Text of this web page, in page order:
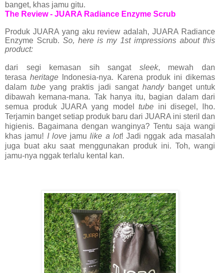
banget, khas jamu gitu.
The Review - JUARA Radiance Enzyme Scrub
Produk JUARA yang aku review adalah, JUARA Radiance
Enzyme Scrub. So, here is my 1st impressions about this
product:
dari segi kemasan sih sangat sleek, mewah dan
terasaheritage
Indonesia-nya. Karena produk ini dikemas
dalamtube yang praktis jadi sangat handybanget untuk
dibawah kemana-mana. Tak hanya itu, bagian dalam dari
semua produk JUARA yang modeltube ini disegel, lho.
Terjamin banget setiap produk baru dari JUARA ini steril dan
higienis. Bagaimana dengan wanginya? Tentu saja wangi
khas jamu! I lovejamulike a lot! Jadi nggak ada masalah
juga buat aku saat menggunakan produk ini. Toh, wangi
jamu-nya nggak terlalu kental kan.